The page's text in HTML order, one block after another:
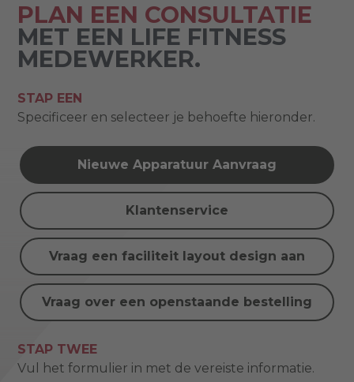
PLAN EEN CONSULTATIE
MET EEN LIFE FITNESS
MEDEWERKER.
STAP EEN
Specificeer en selecteer je behoefte hieronder.
Nieuwe Apparatuur Aanvraag
Klantenservice
Vraag een faciliteit layout design aan
Vraag over een openstaande bestelling
STAP TWEE
Vul het formulier in met de vereiste informatie.